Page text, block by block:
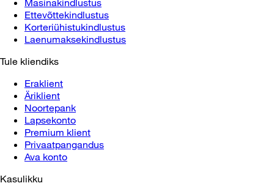
Masinakindlustus
Ettevõttekindlustus
Korteriühistukindlustus
Laenumaksekindlustus
Tule kliendiks
Eraklient
Äriklient
Noortepank
Lapsekonto
Premium klient
Privaatpangandus
Ava konto
Kasulikku